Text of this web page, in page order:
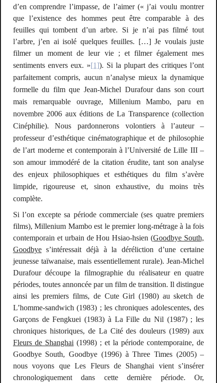
d’en comprendre l’impasse, de l’aimer (« j’ai voulu montrer
que l’existence des hommes peut être comparable à des
feuilles qui tombent d’un arbre. Si je n’ai pas filmé tout
l’arbre, j’en ai isolé quelques feuilles. […] Je voulais juste
filmer un moment de leur vie ; et filmer également mes
sentiments envers eux. »[1]). Si la plupart des critiques l’ont
parfaitement compris, aucun n’analyse mieux la dynamique
formelle du film que Jean-Michel Durafour dans son court
mais remarquable ouvrage, Millenium Mambo, paru en
novembre 2006 aux éditions de La Transparence (collection
Cinéphilie). Nous pardonnerons volontiers à l’auteur –
professeur d’esthétique cinématographique et de philosophie
de l’art moderne et contemporain à l’Université de Lille III –
son amour immodéré de la citation érudite, tant son analyse
des enjeux philosophiques et esthétiques du film s’avère
limpide, rigoureuse et, sinon exhaustive, du moins très
complète.
Si l’on excepte sa période commerciale (ses quatre premiers
films),Millenium Mamboest le premier long-métrage à la fois
contemporain et urbain de Hou Hsiao-hsien (Goodbye South,
Goodbyes’intéressait déjà à la déréliction d’une certaine
jeunesse taïwanaise, mais essentiellement rurale). Jean-Michel
Durafour découpe la filmographie du réalisateur en quatre
périodes, toutes annoncée par un film de transition. Il distingue
ainsi les premiers films, de Cute Girl (1980) au sketch de
L’homme-sandwich (1983) ; les chroniques adolescentes, des
Garçons de Fengkuei (1983) à La Fille du Nil (1987) ; les
chroniques historiques, de La Cité des douleurs (1989) aux
Fleurs de Shanghai (1998) ; et la période contemporaine, de
Goodbye South, Goodbye (1996) àThree Times(2005) –
nous voyons queLes Fleurs de Shanghai vient s’insérer
chronologiquement dans cette dernière période. Or,